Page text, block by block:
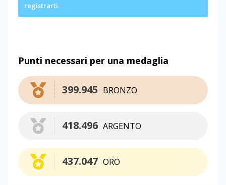
registrarti.
Punti necessari per una medaglia
BRONZO
399.945
ARGENTO
418.496
ORO
437.047